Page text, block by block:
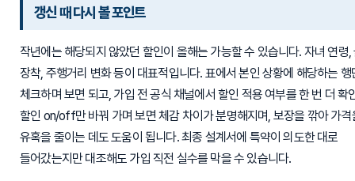
갱신 때 다시 볼 포인트
작년에는 해당되지 않았던 할인이 올해는 가능할 수 있습니다. 자녀 연령,
장착, 주행거리 변화 등이 대표적입니다. 표에서 본인 상황에 해당하는 행
체크하며 보면 되고, 가입 전 공식 채널에서 할인 적용 여부를 한 번 더 확
할인 on/off만 바꿔 가며 보면 체감 차이가 분명해지며, 보장을 깎아 가격
유혹을 줄이는 데도 도움이 됩니다. 최종 설계서에 특약이 의도한 대로
들어갔는지만 대조해도 가입 직전 실수를 막을 수 있습니다.